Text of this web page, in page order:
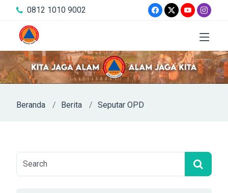
0812 1010 9002
Beranda Berita Seputar OPD